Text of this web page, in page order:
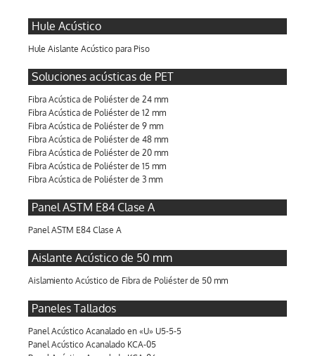
Hule Acústico
Hule Aislante Acústico para Piso
Soluciones acústicas de PET
Fibra Acústica de Poliéster de 24 mm
Fibra Acústica de Poliéster de 12 mm
Fibra Acústica de Poliéster de 9 mm
Fibra Acústica de Poliéster de 48 mm
Fibra Acústica de Poliéster de 20 mm
Fibra Acústica de Poliéster de 15 mm
Fibra Acústica de Poliéster de 3 mm
Panel ASTM E84 Clase A
Panel ASTM E84 Clase A
Aislante Acústico de 50 mm
Aislamiento Acústico de Fibra de Poliéster de 50 mm
Paneles Tallados
Panel Acústico Acanalado en «U» U5-5-5
Panel Acústico Acanalado KCA-05